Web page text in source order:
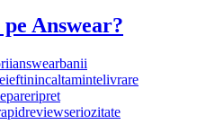
Answear?
answearbanii
ieftinincaltamintelivrare
pareripret
reviewseriozitate